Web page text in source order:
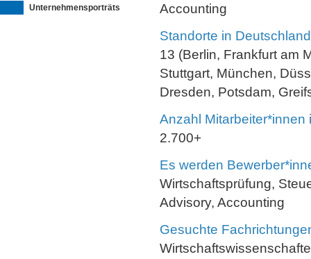
Unternehmensporträts
Accounting
Standorte in
13 (Berlin, Frankfurt am
Stuttgart, München,
Dresden, Potsdam,
Anzahl Mitarbeiter*innen
2.700+
Es werden
Wirtschaftsprüfung,
Advisory, Accounting
Gesuchte